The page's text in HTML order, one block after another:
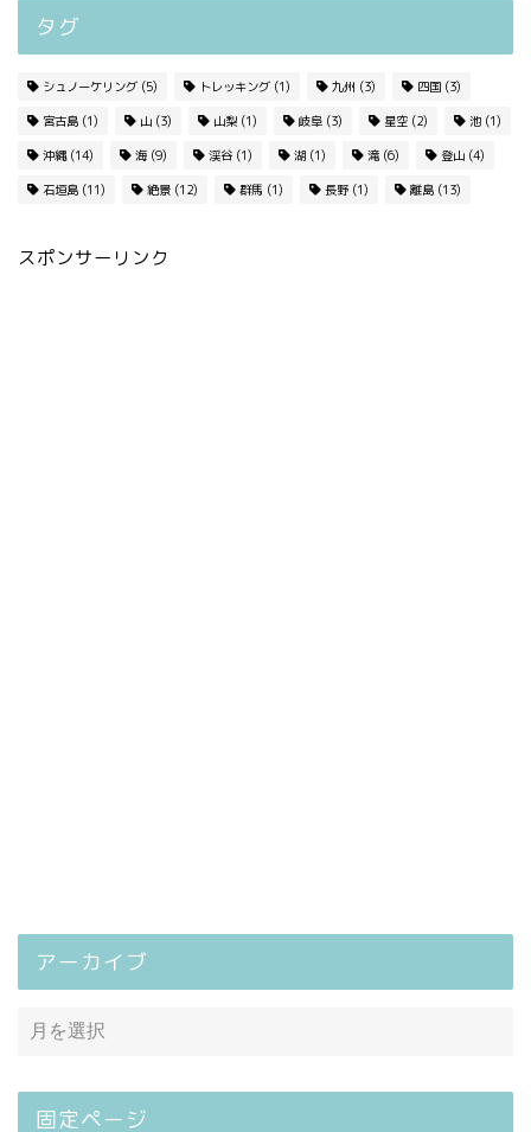
タグ
シュノーケリング (5) トレッキング (1) 九州 (3) 四国 (3)
宮古島 (1) 山 (3) 山梨 (1) 岐阜 (3) 星空 (2) 池 (1)
沖縄(14) 海 (9) 渓谷 (1) 湖 (1) 滝 (6) 登山 (4)
石垣島 (11) 絶景 (12) 群馬 (1) 長野 (1) 離島 (13)
スポンサーリンク
アーカイブ
固定ページ